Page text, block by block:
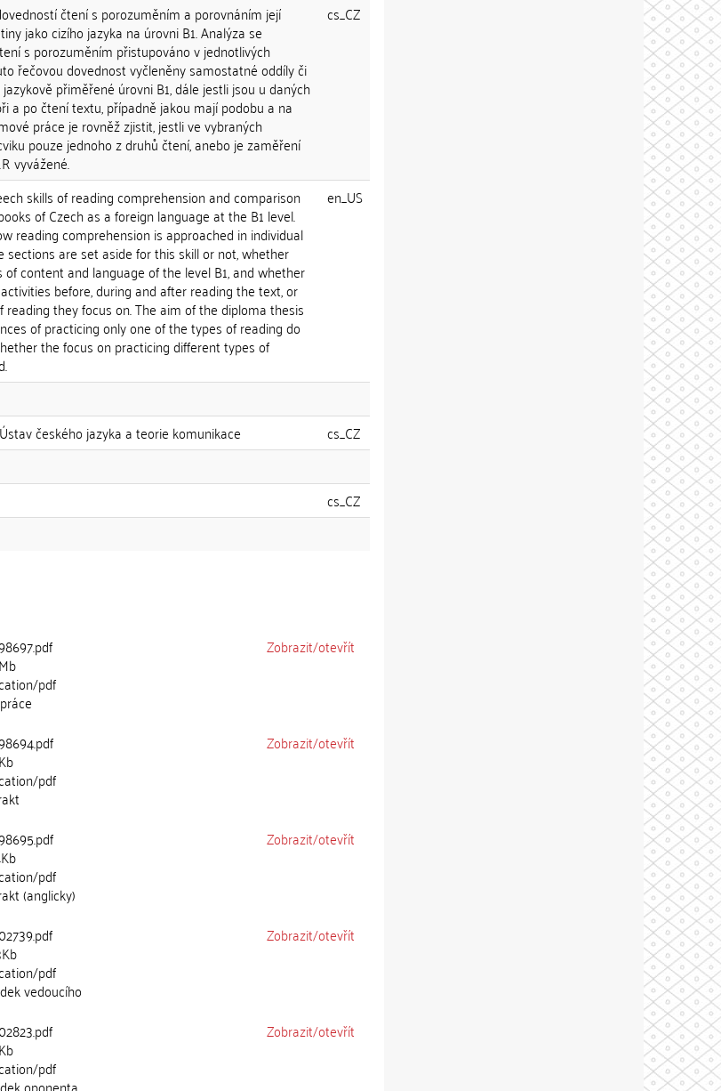
čtení s porozuměním a porovnáním její
jako cizího jazyka na úrovni B1. Analýza se
s porozuměním přistupováno v jednotlivých
řečovou dovednost vyčleněny samostatné oddíly či
přiměřené úrovni B1, dále jestli jsou u daných
a po čtení textu, případně jakou mají podobu a na
práce je rovněž zjistit, jestli ve vybraných
pouze jednoho z druhů čtení, anebo je zaměření
vyvážené.
cs_CZ
skills of reading comprehension and comparison
of Czech as a foreign language at the B1 level.
reading comprehension is approached in individual
are set aside for this skill or not, whether
content and language of the level B1, and whether
before, during and after reading the text, or
they focus on. The aim of the diploma thesis
of practicing only one of the types of reading do
the focus on practicing different types of
en_US
českého jazyka a teorie komunikace
cs_CZ
cs_CZ
pdf
Zobrazit/otevřít
pdf
Zobrazit/otevřít
pdf
(anglicky)
Zobrazit/otevřít
pdf
vedoucího
Zobrazit/otevřít
pdf
Zobrazit/otevřít